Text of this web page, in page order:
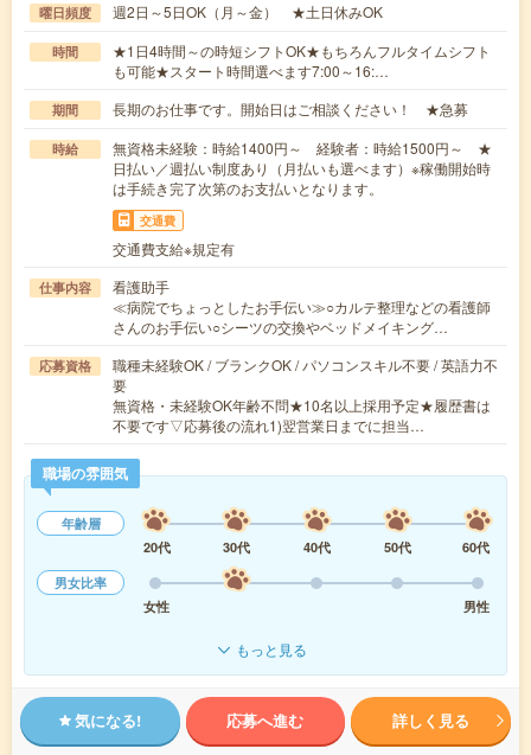
曜日頻度 週2日～5日OK（月～金） ★土日休みOK
時間
★1日4時間～の時短シフトOK★もちろんフルタイムシフト
も可能★スタート時間選べます7:00～16:…
期間 長期のお仕事です。開始日はご相談ください！ ★急募
時給
無資格未経験：時給1400円～ 経験者：時給1500円～ ★
日払い／週払い制度あり（月払いも選べます）※稼働開始時
は手続き完了次第のお支払いとなります。
交通費
交通費支給※規定有
仕事内容
看護助手
≪病院でちょっとしたお手伝い≫○カルテ整理などの看護師
さんのお手伝い○シーツの交換やベッドメイキング…
応募資格
職種未経験OK / ブランクOK / パソコンスキル不要 / 英語力不
要
無資格・未経験OK年齢不問★10名以上採用予定★履歴書は
不要です▽応募後の流れ1)翌営業日までに担当…
職場の雰囲気
年齢層
20代
30代 40代 50代
60代
男女比率
女性
男性
もっと見る
気になる! 応募へ進む 詳しく見る